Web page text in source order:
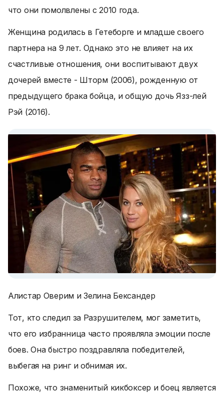
что они помолвлены с 2010 года.
Женщина родилась в Гетеборге и младше своего
партнера на 9 лет. Однако это не влияет на их
счастливые отношения, они воспитывают двух
дочерей вместе - Шторм (2006), рожденную от
предыдущего брака бойца, и общую дочь Язз-лей
Рэй (2016).
Алистар Оверим и Зелина Бександер
Тот, кто следил за Разрушителем, мог заметить,
что его избранница часто проявляла эмоции после
боев. Она быстро поздравляла победителей,
выбегая на ринг и обнимая их.
Похоже, что знаменитый кикбоксер и боец является